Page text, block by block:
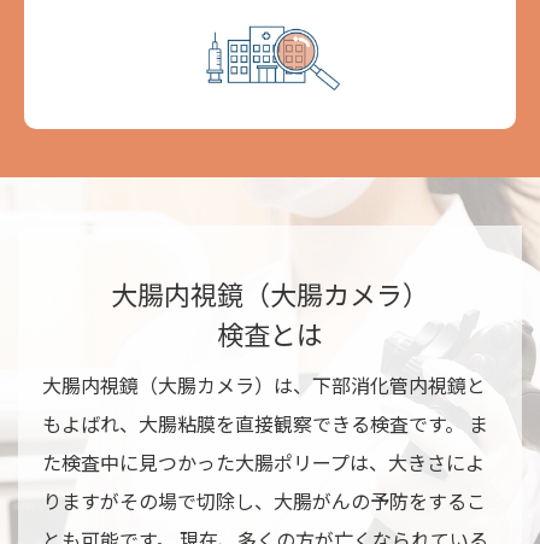
大腸内視鏡（大腸カメラ）
検査とは
大腸内視鏡（大腸カメラ）は、下部消化管内視鏡と
もよばれ、大腸粘膜を直接観察できる検査です。 ま
た検査中に見つかった大腸ポリープは、大きさによ
りますがその場で切除し、大腸がんの予防をするこ